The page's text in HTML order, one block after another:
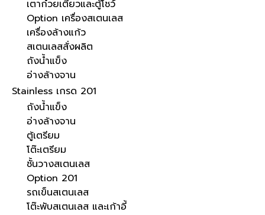
เตาก๋วยเตี๋ยวและตู้โชว์
Option เครื่องสเตนเลส
เครื่องล้างแก้ว
สเตนเลสสั่งผลิต
ถังน้ำแข็ง
อ่างล้างจาน
Stainless เกรด 201
ถังน้ำแข็ง
อ่างล้างจาน
ตู้เตรียม
โต๊ะเตรียม
ชั้นวางสเตนเลส
Option 201
รถเข็นสเตนเลส
โต๊ะพับสเตนเลส และเก้าอี้